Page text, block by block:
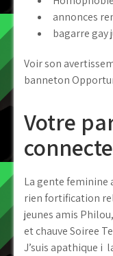
annonces
bagarre gay
Voir son
banneton
Votre
connecte
La gente feminine
rien fortification
jeunes amis
et chauve Soiree
J’suis apathique i